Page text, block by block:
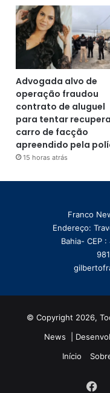
Advogada alvo de
operação fraudou
contrato de aluguel
para tentar
carro de facção
apreendido pela
15 horas atrás
Franco
Endereço:
Bahia- CEP
© Copyright 2026,
News |
Início